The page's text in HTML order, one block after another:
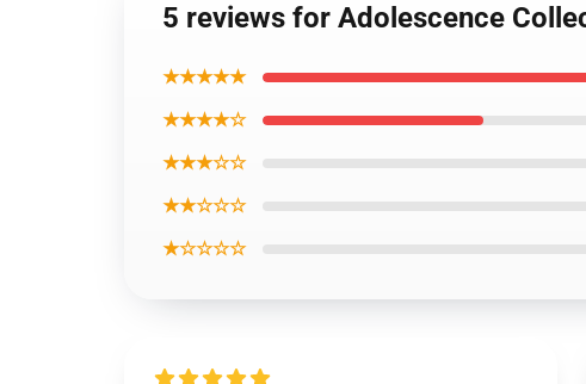
5 reviews for Adolescence
★★★★★
★★★★☆
★★★☆☆
★★☆☆☆
★☆☆☆☆